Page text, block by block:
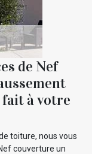
de Nef
à votre
toiture, nous vous
couverture un